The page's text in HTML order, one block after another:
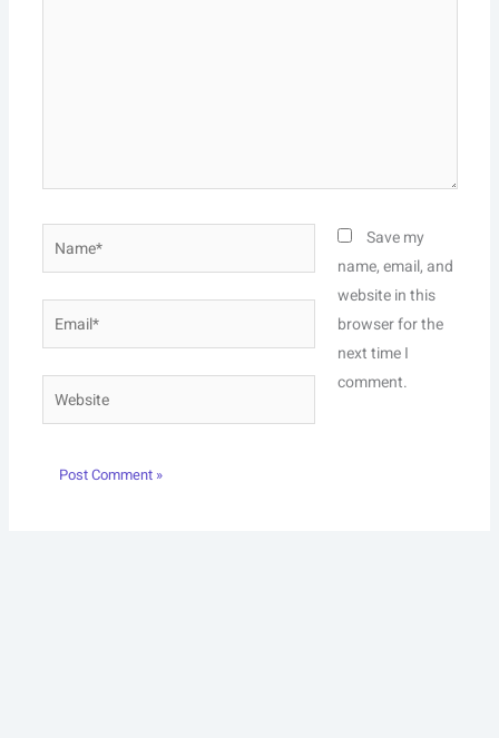
Name*
Email*
Website
Save my
name, email, and
website in this
browser for the
next time I
comment.